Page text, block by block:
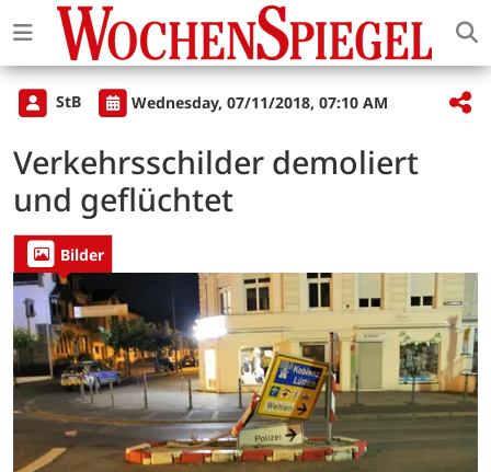
StB Wednesday, 07/11/2018, 07:10 AM
Verkehrsschilder demoliert
und geflüchtet
Bilder